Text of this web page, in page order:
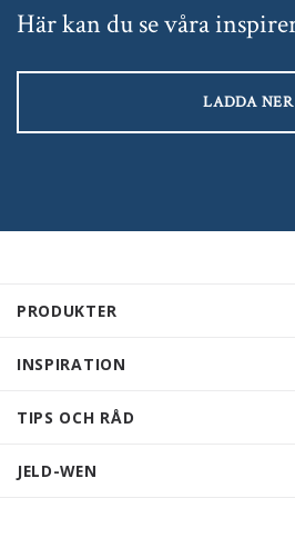
PRODUKTER
INSPIRATION
TIPS OCH RÅD
JELD-WEN
Här kan du se våra
LADDA NER